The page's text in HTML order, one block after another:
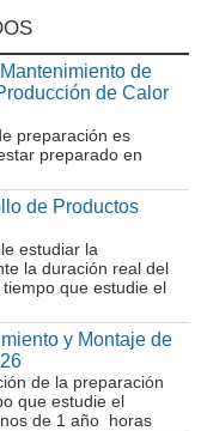
de
de Calor
preparación es
preparado en
de Productos
estudiar la
la duración real del
que estudie el
y Montaje de
de la preparación
que estudie el
de 1 año horas